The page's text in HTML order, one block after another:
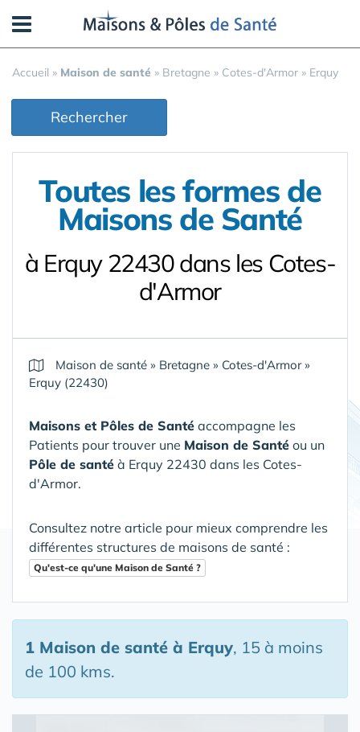
Accueil » Maison de santé » Bretagne » Cotes-d'Armor » Erquy
Rechercher
Toutes les formes de
Maisons de Santé
à Erquy 22430 dans les Cotes-
d'Armor
Maison de santé » Bretagne » Cotes-d'Armor»
Erquy (22430)
Maisons et Pôles de Santé accompagne les
Patients pour trouver une Maison de Santé ou un
Pôle de santé à Erquy 22430 dans les Cotes-
d'Armor.
Consultez notre article pour mieux comprendre les
différentes structures de maisons de santé :
Qu'est-ce qu'une Maison de Santé ?
1 Maison de santé à Erquy, 15 à moins
de 100 kms.
Panneau de gestion des cookies